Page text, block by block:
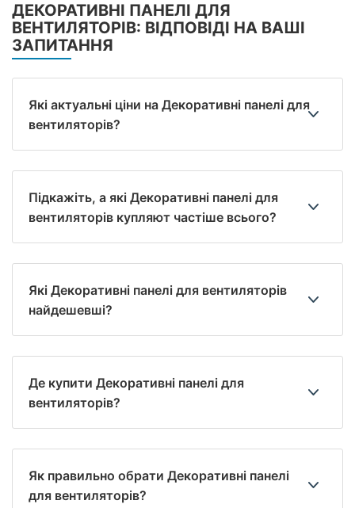
ДЕКОРАТИВНІ ПАНЕЛІ ДЛЯ
ВЕНТИЛЯТОРІВ: ВІДПОВІДІ НА ВАШІ
ЗАПИТАННЯ
Які актуальні ціни на Декоративні панелі для
вентиляторів?
Підкажіть, а які Декоративні панелі для
вентиляторів купляют частіше всього?
Які Декоративні панелі для вентиляторів
найдешевші?
Де купити Декоративні панелі для
вентиляторів?
Як правильно обрати Декоративні панелі
для вентиляторів?